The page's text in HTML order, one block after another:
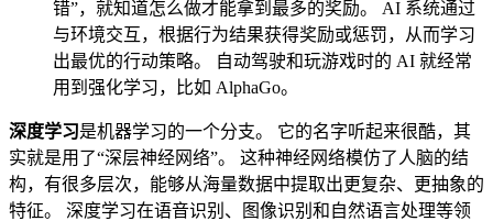
错”，就知道怎么做才能拿到最多的奖励。 AI 系统通过
与环境交互，根据行为结果获得奖励或惩罚，从而学习
出最优的行动策略。 自动驾驶和玩游戏时的 AI 就经常
用到强化学习，比如 AlphaGo。
深度学习是机器学习的一个分支。 它的名字听起来很酷，其
实就是用了“深层神经网络”。 这种神经网络模仿了人脑的结
构，有很多层次，能够从海量数据中提取出更复杂、更抽象的
特征。 深度学习在语音识别、图像识别和自然语言处理等领